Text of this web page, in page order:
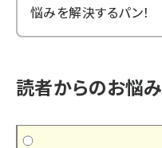
悩みを解決するパン！
読者からのお悩